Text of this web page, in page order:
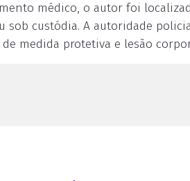
médico, o autor foi
sob custódia. A autoridade
medida protetiva e lesão